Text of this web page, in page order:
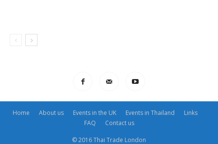
Home About us Events in the UK Events in Thailand
Links
FAQ
Contact us
© 2016 Thai Trade London